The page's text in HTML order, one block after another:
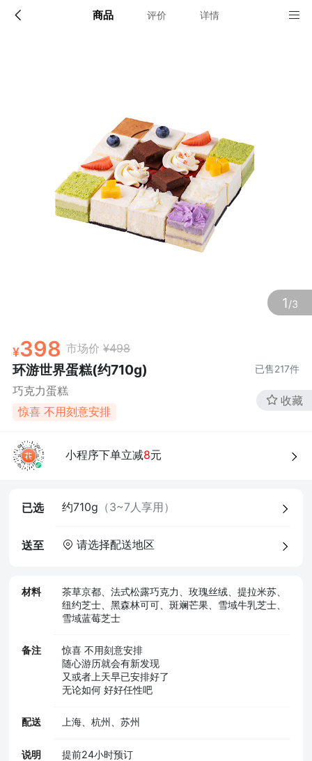
商品 评价 详情
1/3
398 市场价 ¥498
环游世界蛋糕(约710g) 已售217件
巧克力蛋糕
惊喜 不用刻意安排
收藏
小程序下单立减8元
已选 约710g （3~7人享用）
送至 请选择配送地区
材料
茶草京都、法式松露巧克力、玫瑰丝绒、提拉米苏、
纽约芝士、黑森林可可、斑斓芒果、雪域牛乳芝士、
雪域蓝莓芝士
备注
惊喜 不用刻意安排
随心游历就会有新发现
又或者上天早已安排好了
无论如何 好好任性吧
配送 上海、杭州、苏州
说明 提前24小时预订
配送说明
店铺信息
上海市松江区卖新公路836号2幢1层A-B区2层、3层、4层及7憧2
3、营业执照
4、食品经营许可证
5、食品生产许可证